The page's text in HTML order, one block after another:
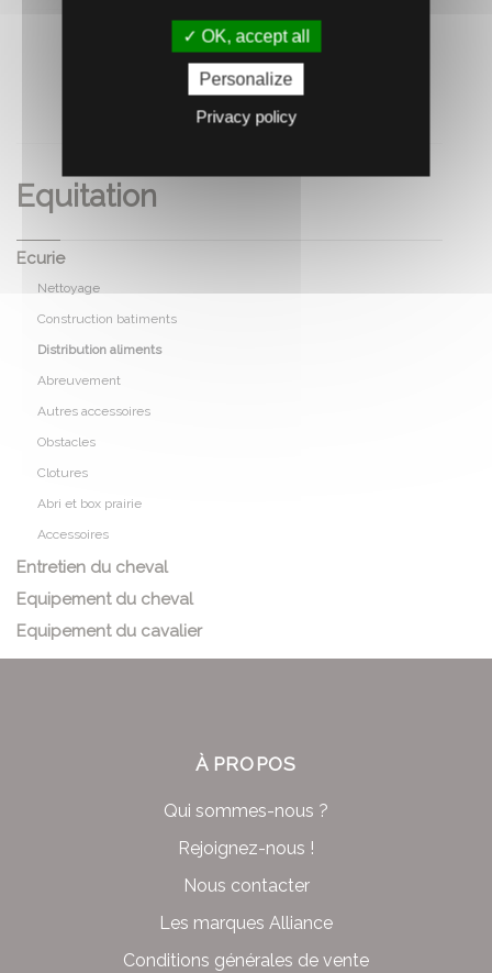
Equitation
Ecurie
Nettoyage
Construction batiments
Distribution aliments
Abreuvement
Autres accessoires
Obstacles
Clotures
Abri et box prairie
Accessoires
Entretien du cheval
Equipement du cheval
Equipement du cavalier
À PROPOS
Qui sommes-nous ?
Rejoignez-nous !
Nous contacter
Les marques Alliance
Conditions générales de vente
OK, accept all
Personalize
Privacy policy